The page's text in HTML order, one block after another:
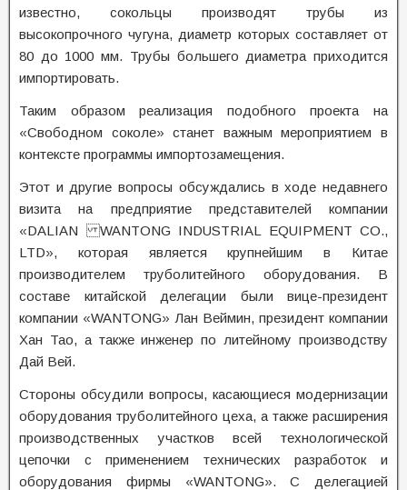
известно, сокольцы производят трубы из
высокопрочного чугуна, диаметр которых составляет от
80 до 1000 мм. Трубы большего диаметра приходится
импортировать.
Таким образом реализация подобного проекта на
«Свободном соколе» станет важным мероприятием в
контексте программы импортозамещения.
Этот и другие вопросы обсуждались в ходе недавнего
визита на предприятие представителей компании
«DALIAN WANTONG INDUSTRIAL EQUIPMENT CO.,
LTD», которая является крупнейшим в Китае
производителем труболитейного оборудования. В
составе китайской делегации были вице-президент
компании «WANTONG» Лан Веймин, президент компании
Хан Тао, а также инженер по литейному производству
Дай Вей.
Стороны обсудили вопросы, касающиеся модернизации
оборудования труболитейного цеха, а также расширения
производственных участков всей технологической
цепочки с применением технических разработок и
оборудования фирмы «WANTONG». С делегацией